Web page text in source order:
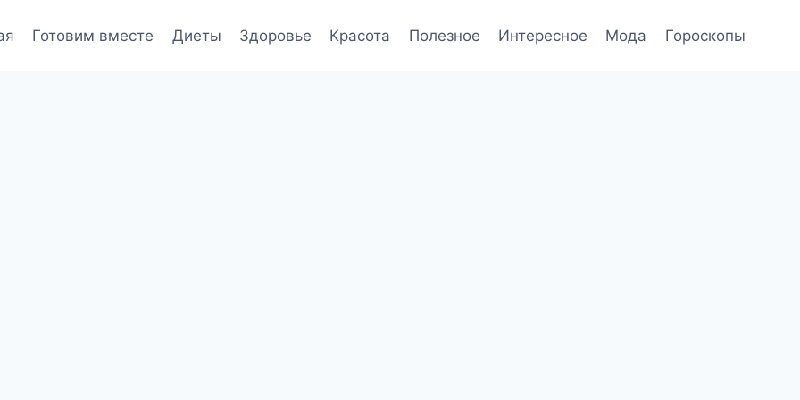
Готовим вместе Диеты Здоровье Красота Полезное Интересное Мода Гороскопы